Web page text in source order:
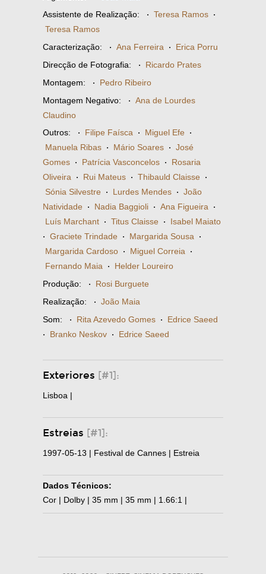
Assistente de Realização: · Teresa Ramos ·
Teresa Ramos
Caracterização: · Ana Ferreira · Erica Porru
Direcção de Fotografia: · Ricardo Prates
Montagem: · Pedro Ribeiro
Montagem Negativo: · Ana de Lourdes
Claudino
Outros: · Filipe Faísca · Miguel Efe ·
Manuela Ribas · Mário Soares · José
Gomes · Patrícia Vasconcelos · Rosaria
Oliveira · Rui Mateus · Thibauld Claisse ·
Sónia Silvestre · Lurdes Mendes · João
Natividade · Nadia Baggioli · Ana Figueira ·
Luís Marchant · Titus Claisse · Isabel Maiato
· Graciete Trindade · Margarida Sousa ·
Margarida Cardoso · Miguel Correia ·
Fernando Maia · Helder Loureiro
Produção: · Rosi Burguete
Realização: · João Maia
Som: · Rita Azevedo Gomes · Edrice Saeed
· Branko Neskov · Edrice Saeed
Exteriores [#1]:
Lisboa |
Estreias [#1]:
1997-05-13 | Festival de Cannes | Estreia
Dados Técnicos:
Cor | Dolby | 35 mm | 35 mm | 1.66:1 |